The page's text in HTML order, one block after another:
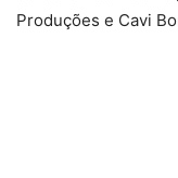
Produções e Cavi